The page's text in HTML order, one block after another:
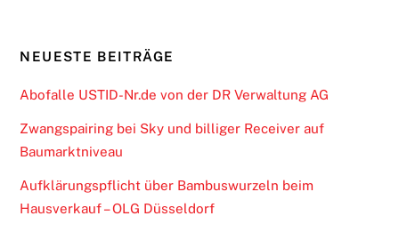
NEUESTE BEITRÄGE
Abofalle USTID-Nr.de von der DR Verwaltung AG
Zwangspairing bei Sky und billiger Receiver auf
Baumarktniveau
Aufklärungspflicht über Bambuswurzeln beim
Hausverkauf – OLG Düsseldorf